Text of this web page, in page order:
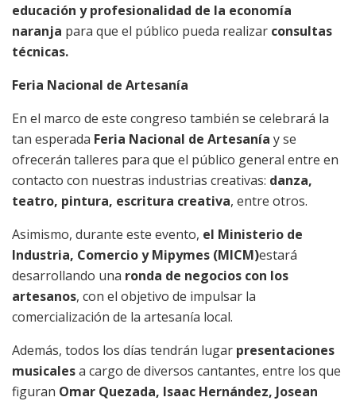
educación y profesionalidad de la economía
naranja para que el público pueda realizar consultas
técnicas.
Feria Nacional de Artesanía
En el marco de este congreso también se celebrará la
tan esperada Feria Nacional de Artesanía y se
ofrecerán talleres para que el público general entre en
contacto con nuestras industrias creativas: danza,
teatro, pintura, escritura creativa, entre otros.
Asimismo, durante este evento, el Ministerio de
Industria, Comercio y Mipymes (MICM)estará
desarrollando una ronda de negocios con los
artesanos, con el objetivo de impulsar la
comercialización de la artesanía local.
Además, todos los días tendrán lugar presentaciones
musicalesa cargo de diversos cantantes, entre los que
figuran Omar Quezada, Isaac Hernández, Josean